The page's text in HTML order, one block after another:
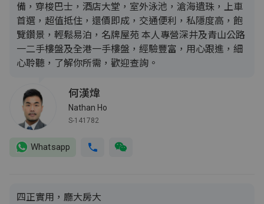
備，穿梭巴士，酒店大堂，室外泳池，滄海遺珠，上車
首選，超值抵住，還價即成，交通便利，私隱度高，飽
覽鑽景，輕鬆易泊，名牌屋苑 本人專營深井及青山公路
一二手樓盤及全港一手樓盤，經驗豐富，用心跟進，細
心聆聽，了解你所需，歡迎查詢。
何漢煒
Nathan Ho
S-141782
Whatsapp
四正實用，廳大房大